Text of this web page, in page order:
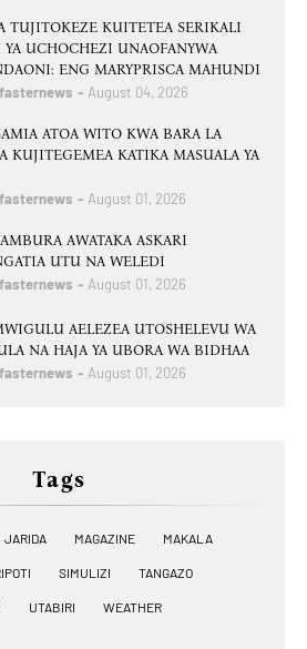
TUJITOKEZE KUITETEA SERIKALI
UCHOCHEZI UNAOFANYWA
ENG MARYPRISCA MAHUNDI
August 04, 2026
ATOA WITO KWA BARA LA
KUJITEGEMEA KATIKA MASUALA YA
August 01, 2026
AWATAKA ASKARI
UTU NA WELEDI
August 01, 2026
AELEZEA UTOSHELEVU WA
NA HAJA YA UBORA WA BIDHAA
August 01, 2026
Tags
JARIDA MAGAZINE MAKALA
SIMULIZI TANGAZO
UTABIRI WEATHER